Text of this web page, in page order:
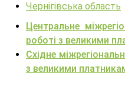
Чернігівська область
Центральне
роботі з великими
Східне
з великими